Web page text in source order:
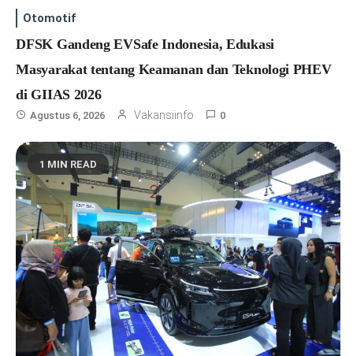
Otomotif
DFSK Gandeng EVSafe Indonesia, Edukasi
Masyarakat tentang Keamanan dan Teknologi PHEV
di GIIAS 2026
Agustus 6, 2026 Vakansiinfo 0
1 MIN READ